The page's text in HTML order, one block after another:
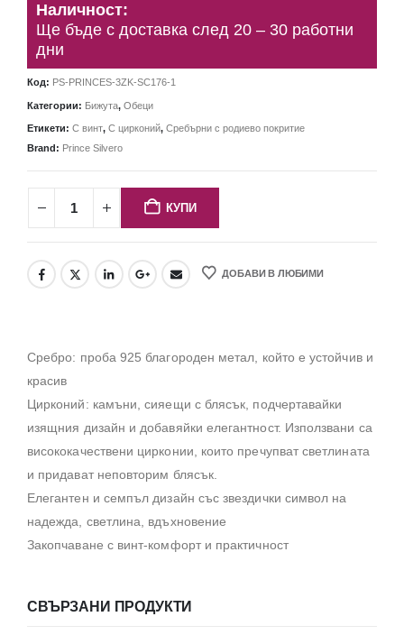
Наличност:
Ще бъде с доставка след 20 – 30 работни
дни
Код: PS-PRINCES-3ZK-SC176-1
Категории: Бижута, Обеци
Етикети: С винт, С цирконий, Сребърни с родиево покритие
Brand: Prince Silvero
КУПИ
ДОБАВИ В ЛЮБИМИ
Сребро: проба 925 благороден метал, който е устойчив и
красив
Цирконий: камъни, сияещи с блясък, подчертавайки
изящния дизайн и добавяйки елегантност. Използвани са
висококачествени цирконии, които пречупват светлината
и придават неповторим блясък.
Елегантен и семпъл дизайн със звездички символ на
надежда, светлина, вдъхновение
Закопчаване с винт-комфорт и практичност
СВЪРЗАНИ ПРОДУКТИ